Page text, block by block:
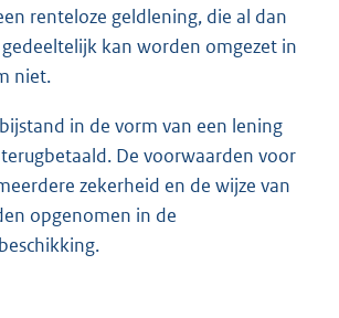
renteloze geldlening, die al dan
kan worden omgezet in
niet.
in de vorm van een lening
De voorwaarden voor
zekerheid en de wijze van
opgenomen in de